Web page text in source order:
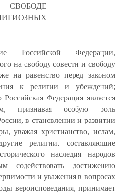
СВОБОДЕ
Российской Федерации,
на свободу совести и свободу
на равенство перед законом
к религии и убеждений;
Федерация является
признавая особую роль
в становлении и развитии
уважая христианство, ислам,
религии, составляющие
наследия народов
содействовать достижению
и уважения в вопросах
вероисповедания, принимает